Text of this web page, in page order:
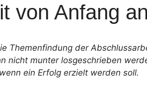
von Anfang
Themenfindung der
munter losgeschrieben
ein Erfolg erzielt werden soll.